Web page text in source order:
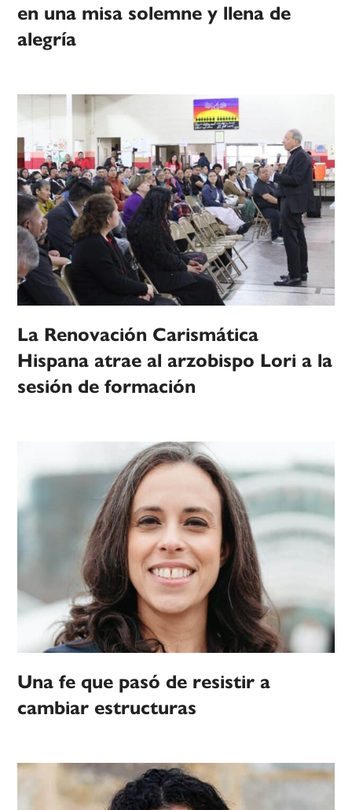
en una misa solemne y llena de
alegría
La Renovación Carismática
Hispana atrae al arzobispo Lori a la
sesión de formación
Una fe que pasó de resistir a
cambiar estructuras